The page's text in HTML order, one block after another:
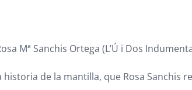
Mª Sanchis Ortega (L’Ú i Dos
de la mantilla, que Rosa Sanchis